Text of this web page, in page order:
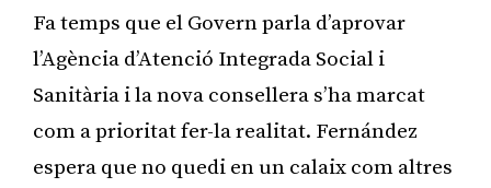
Fa temps que el Govern parla d’aprovar
l’Agència d’Atenció Integrada Social i
Sanitària i la nova consellera s’ha marcat
com a prioritat fer-la realitat. Fernández
espera que no quedi en un calaix com altres